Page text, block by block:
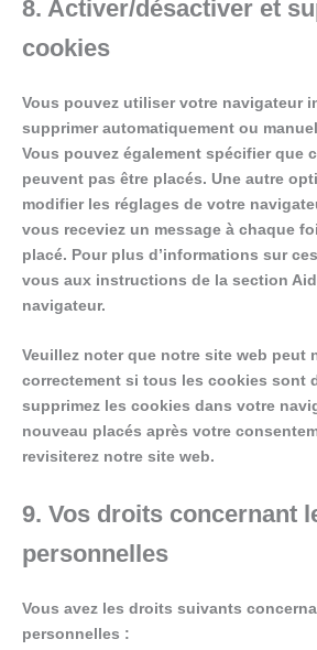
8. Activer/désactiver et
cookies
Vous pouvez utiliser votre navigateur
supprimer automatiquement ou
Vous pouvez également spécifier que
peuvent pas être placés. Une autre
modifier les réglages de votre
vous receviez un message à chaque
placé. Pour plus d’informations sur
vous aux instructions de la section
navigateur.
Veuillez noter que notre site web peut
correctement si tous les cookies sont
supprimez les cookies dans votre
nouveau placés après votre
revisiterez notre site web.
9. Vos droits concernant
personnelles
Vous avez les droits suivants
personnelles :